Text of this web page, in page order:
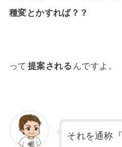
種変とかすれば？？
って 提案される んですよ。
それを通称『